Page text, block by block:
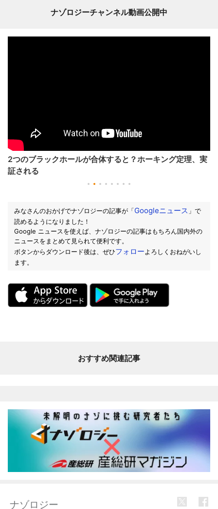
ナゾロジーチャンネル動画公開中
2つのブラックホールが合体すると？ホーキング定理、実
証される
みなさんのおかげでナゾロジーの記事が「Googleニュース 」で
読めるようになりました！
Google ニュースを使えば、ナゾロジーの記事はもちろん国内外の
ニュースをまとめて見られて便利です。
ボタンからダウンロード後は、ぜひフォローよろしくおねがいし
ます。
おすすめ関連記事
ナゾロジー